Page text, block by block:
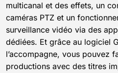
multicanal et des effets, un
caméras PTZ et un
surveillance vidéo via des
dédiées. Et grâce au logiciel
l’accompagne, vous pouvez
productions avec des titres